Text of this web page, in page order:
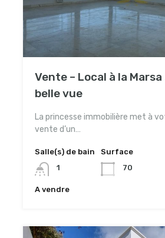
Vente – Local à la
belle vue
La princesse immobilière met à
vente d’un…
Salle(s) de bain
1
Surface
70
A vendre